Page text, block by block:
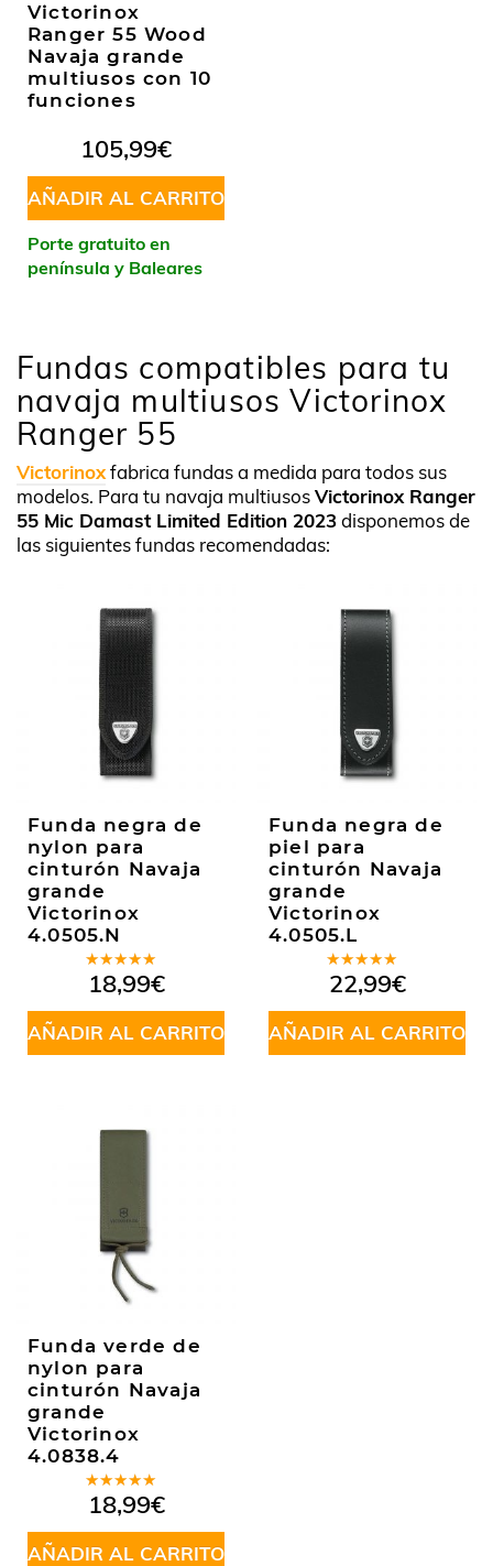
Victorinox
Ranger 55 Wood
Navaja grande
multiusos con 10
funciones
105,99€
AÑADIR AL CARRITO
Porte gratuito en
península y Baleares
Fundas compatibles para tu
navaja multiusos Victorinox
Ranger 55
Victorinoxfabrica fundas a medida para todos sus
modelos. Para tu navaja multiusosVictorinox Ranger
55 Mic Damast Limited Edition 2023disponemos de
las siguientes fundas recomendadas:
Funda negra de
nylon para
cinturón Navaja
grande
Victorinox
4.0505.N
Valorado
en5.00de
5
18,99€
AÑADIR AL CARRITO
Funda negra de
piel para
cinturón Navaja
grande
Victorinox
4.0505.L
Valorado
en5.00de
5
22,99€
AÑADIR AL CARRITO
Funda verde de
nylon para
cinturón Navaja
grande
Victorinox
4.0838.4
Valorado
en5.00de
5
18,99€
AÑADIR AL CARRITO